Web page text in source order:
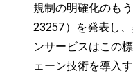
規制の明確化のも
23257）を発表し
ンサービスはこの
ェーン技術を導入